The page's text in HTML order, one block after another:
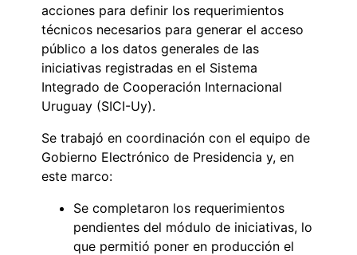
acciones para definir los requerimientos
técnicos necesarios para generar el acceso
público a los datos generales de las
iniciativas registradas en el Sistema
Integrado de Cooperación Internacional
Uruguay (SICI-Uy).
Se trabajó en coordinación con el equipo de
Gobierno Electrónico de Presidencia y, en
este marco:
Se completaron los requerimientos
pendientes del módulo de iniciativas, lo
que permitió poner en producción el